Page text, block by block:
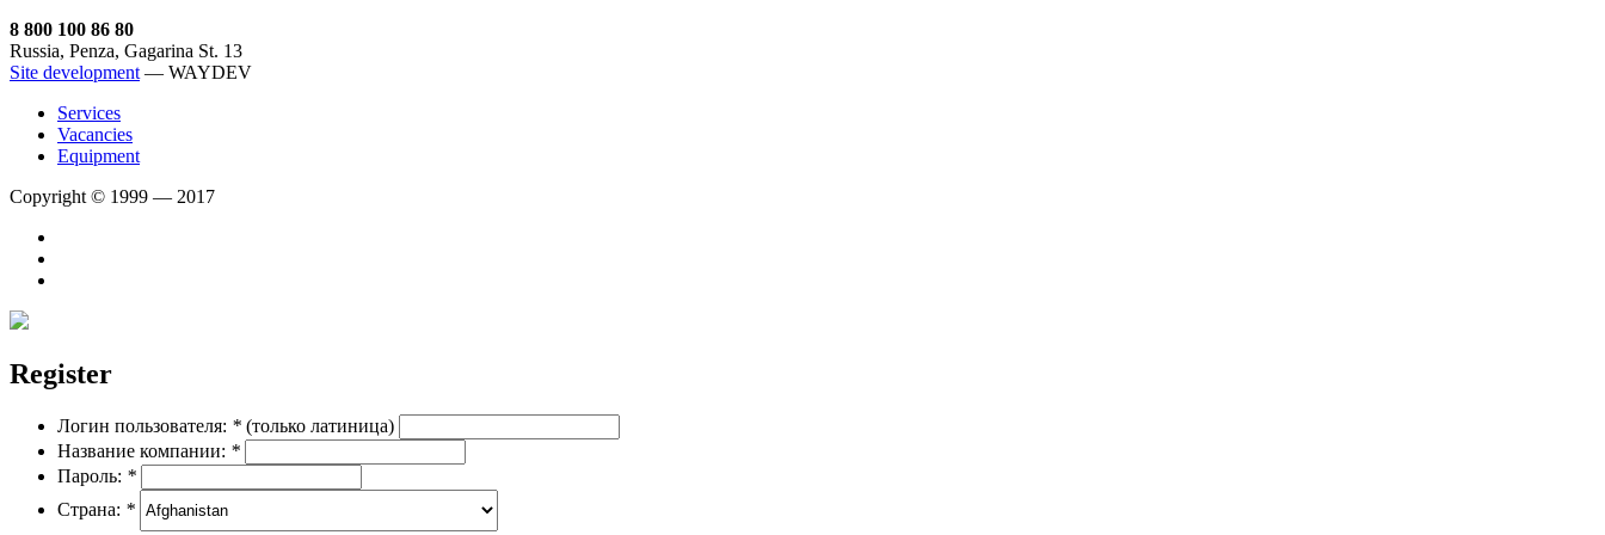
8 800 100 86 80
Russia, Penza, Gagarina St. 13
Site development — WAYDEV
Services
Vacancies
Equipment
Copyright © 1999 — 2017
Register
Логин пользователя: * (только латиница)
Название компании: *
Пароль: *
Страна: *